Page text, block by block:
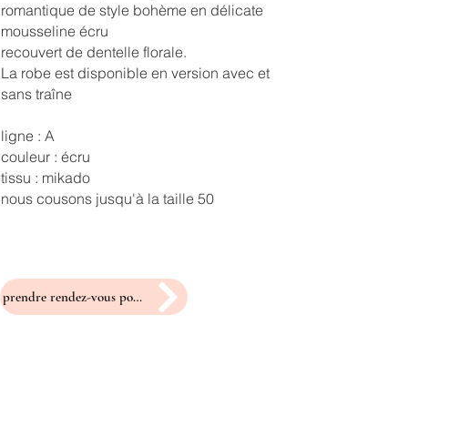
romantique de style bohème en délicate
mousseline écru
recouvert de dentelle florale.
La robe est disponible en version avec et
sans traîne
ligne : A
couleur : écru
tissu : mikado
nous cousons jusqu'à la taille 50
prendre rendez-vous pour un essayage